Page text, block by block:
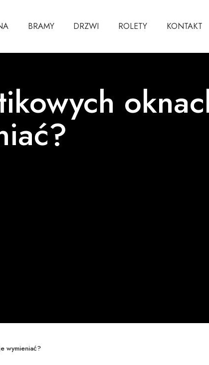
BRAMY DRZWI ROLETY KONTAKT
wymieniać?